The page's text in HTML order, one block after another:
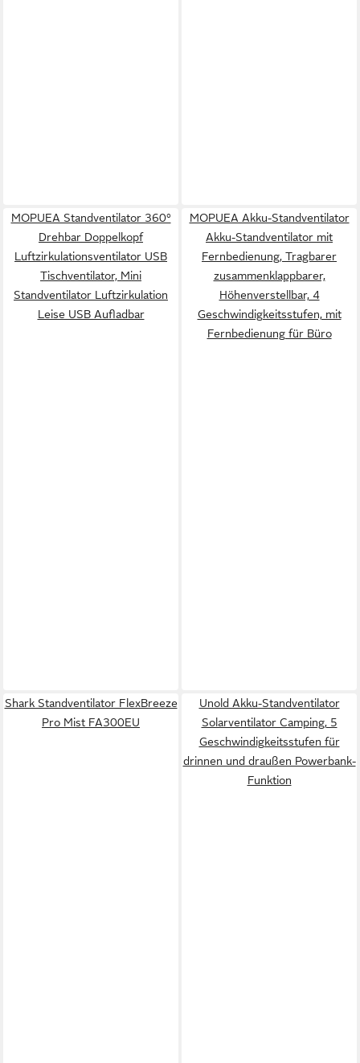
MOPUEA Standventilator 360°
Drehbar Doppelkopf
Luftzirkulationsventilator USB
Tischventilator, Mini
Standventilator Luftzirkulation
Leise USB Aufladbar
MOPUEA Akku-Standventilator
Akku-Standventilator mit
Fernbedienung, Tragbarer
zusammenklappbarer,
Höhenverstellbar, 4
Geschwindigkeitsstufen, mit
Fernbedienung für Büro
Shark Standventilator FlexBreeze
Pro Mist FA300EU
Unold Akku-Standventilator
Solarventilator Camping, 5
Geschwindigkeitsstufen für
drinnen und draußen Powerbank-
Funktion